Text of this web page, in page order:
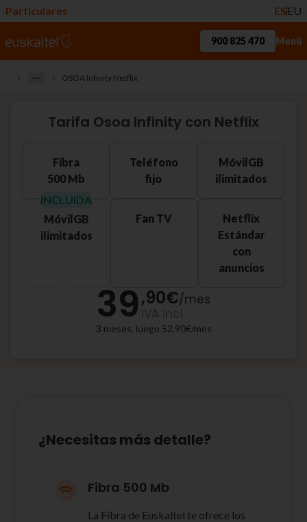
Particulares ES EU
900 825 470 Menú
› › OSOA Infinity Netflix
Tarifa Osoa Infinity con Netflix
Fibra
500 Mb
Teléfono
fijo
MóvilGB
ilimitados
INCLUIDA
MóvilGB
ilimitados
Fan TV
Netflix
Estándar
con
anuncios
39,90€/mes
3 meses, luego 52,90€/mes
¿Necesitas más detalle?
Fibra 500 Mb
La Fibra de Euskaltel te ofrece los